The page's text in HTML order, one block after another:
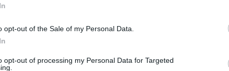
opt-out of the Sale of my Personal Data.
opt-out of processing my Personal Data for Targeted
il termine “contestazione”, forse
da qualche osservatore compiacente,
non è stata propriamente una
dei protagonisti, non
scopo dei manifestanti non era infatti